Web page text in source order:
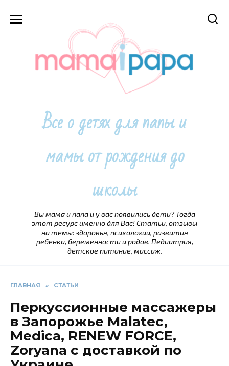
Все о детях для папы и
мамы от рождения до
школы
Вы мама и папа и у вас появились дети? Тогда
этот ресурс именно для Вас! Статьи, отзывы
на темы: здоровья, психологии, развития
ребенка, беременности и родов. Педиатрия,
детское питание, массаж.
ГЛАВНАЯ » СТАТЬИ
Перкуссионные массажеры
в Запорожье Malatec,
Medica, RENEW FORCE,
Zoryana с доставкой по